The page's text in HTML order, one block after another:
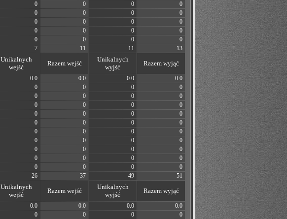
0 0 0
0
0 0 0
0
0 0 0
0
0 0 0
0
0 0 0
0
7 11 11 13
Unikalnych
wejść
Razem wejść
Unikalnych
wyjść
Razem wyjąć
0.0 0.0 0.0
0.0
0 0 0
0
0 0 0
0
0 0 0
0
0 0 0
0
0 0 0
0
0 0 0
0
0 0 0
0
0 0 0
0
0 0 0
0
0 0 0
0
26 37 49 51
Unikalnych
wejść
Razem wejść
Unikalnych
wyjść
Razem wyjąć
0.0 0.0 0.0
0.0
0 0 0
0